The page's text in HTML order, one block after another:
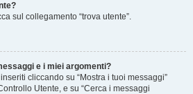
sul collegamento “trova utente”.
e i miei argomenti?
cliccando su “Mostra i tuoi messaggi”
Utente, e su “Cerca i messaggi